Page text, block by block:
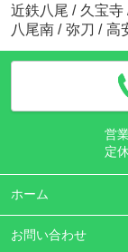
近鉄八尾 / 久宝寺
八尾南 / 弥刀 / 高
営
定
ホーム
お問い合わせ